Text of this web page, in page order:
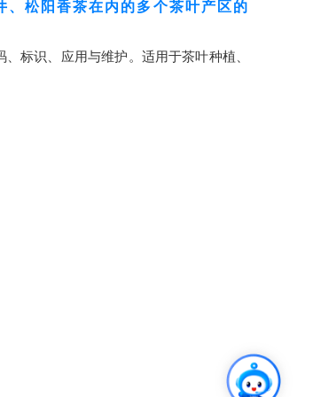
松阳香茶在内的多个茶叶产区的
标识、应用与维护。适用于茶叶种植、